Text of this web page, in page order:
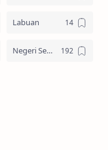
Labuan
Negeri Sembilan